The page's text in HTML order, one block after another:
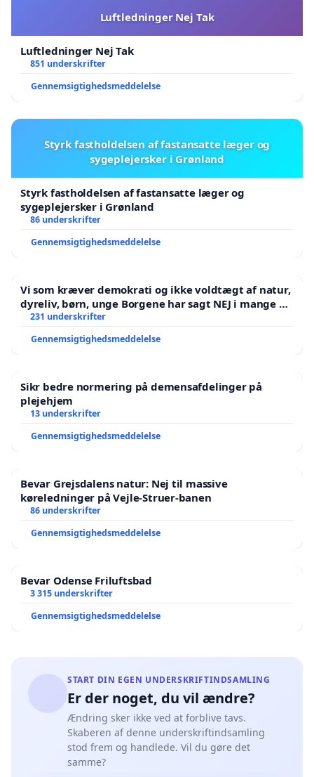
Luftledninger Nej Tak
Luftledninger Nej Tak
851 underskrifter
Gennemsigtighedsmeddelelse
Styrk fastholdelsen af fastansatte læger og
sygeplejersker i Grønland
Styrk fastholdelsen af fastansatte læger og
sygeplejersker i Grønland
86 underskrifter
Gennemsigtighedsmeddelelse
Vi som kræver demokrati og ikke voldtægt af natur,
dyreliv, børn, unge Borgene har sagt NEJ i mange år.
Der er
231 underskrifter
Gennemsigtighedsmeddelelse
Sikr bedre normering på demensafdelinger på
plejehjem
13 underskrifter
Gennemsigtighedsmeddelelse
Bevar Grejsdalens natur: Nej til massive
køreledninger på Vejle-Struer-banen
86 underskrifter
Gennemsigtighedsmeddelelse
Bevar Odense Friluftsbad
3 315 underskrifter
Gennemsigtighedsmeddelelse
START DIN EGEN UNDERSKRIFTINDSAMLING
Er der noget, du vil ændre?
Ændring sker ikke ved at forblive tavs.
Skaberen af denne underskriftindsamling
stod frem og handlede. Vil du gøre det
samme?